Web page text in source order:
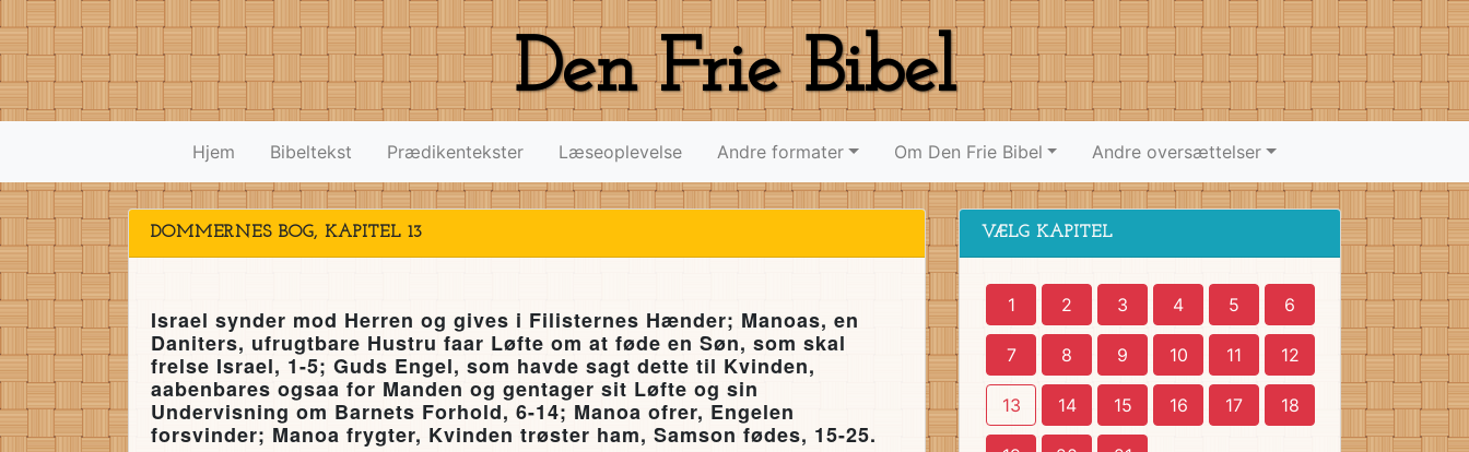
Den Frie Bibel
Hjem Bibeltekst Prædikentekster Læseoplevelse Andre formater Om Den Frie Bibel Andre oversættelser
DOMMERNES BOG, KAPITEL 13
Israel synder mod Herren og gives i Filisternes Hænder; Manoas, en
Daniters, ufrugtbare Hustru faar Løfte om at føde en Søn, som skal
frelse Israel, 1-5; Guds Engel, som havde sagt dette til Kvinden,
aabenbares ogsaa for Manden og gentager sit Løfte og sin
Undervisning om Barnets Forhold, 6-14; Manoa ofrer, Engelen
forsvinder; Manoa frygter, Kvinden trøster ham, Samson fødes, 15-25.
VÆLG KAPITEL
1 2 3 4 5 6
7 8 9 10 11 12
13 14 15 16 17 18